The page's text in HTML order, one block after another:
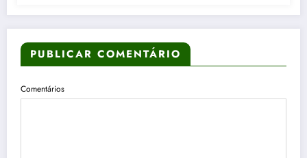
PUBLICAR COMENTÁRIO
Comentários